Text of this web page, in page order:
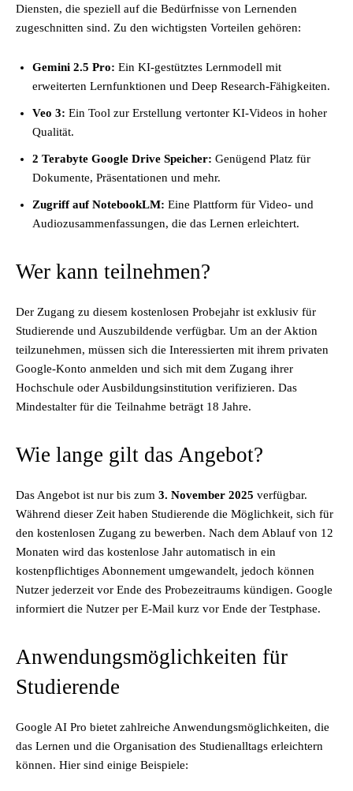
Diensten, die speziell auf die Bedürfnisse von Lernenden
zugeschnitten sind. Zu den wichtigsten Vorteilen gehören:
Gemini 2.5 Pro: Ein KI-gestütztes Lernmodell mit
erweiterten Lernfunktionen und Deep Research-Fähigkeiten.
Veo 3: Ein Tool zur Erstellung vertonter KI-Videos in hoher
Qualität.
2 Terabyte Google Drive Speicher: Genügend Platz für
Dokumente, Präsentationen und mehr.
Zugriff auf NotebookLM: Eine Plattform für Video- und
Audiozusammenfassungen, die das Lernen erleichtert.
Wer kann teilnehmen?
Der Zugang zu diesem kostenlosen Probejahr ist exklusiv für
Studierende und Auszubildende verfügbar. Um an der Aktion
teilzunehmen, müssen sich die Interessierten mit ihrem privaten
Google-Konto anmelden und sich mit dem Zugang ihrer
Hochschule oder Ausbildungsinstitution verifizieren. Das
Mindestalter für die Teilnahme beträgt 18 Jahre.
Wie lange gilt das Angebot?
Das Angebot ist nur bis zum 3. November 2025 verfügbar.
Während dieser Zeit haben Studierende die Möglichkeit, sich für
den kostenlosen Zugang zu bewerben. Nach dem Ablauf von 12
Monaten wird das kostenlose Jahr automatisch in ein
kostenpflichtiges Abonnement umgewandelt, jedoch können
Nutzer jederzeit vor Ende des Probezeitraums kündigen. Google
informiert die Nutzer per E-Mail kurz vor Ende der Testphase.
Anwendungsmöglichkeiten für
Studierende
Google AI Pro bietet zahlreiche Anwendungsmöglichkeiten, die
das Lernen und die Organisation des Studienalltags erleichtern
können. Hier sind einige Beispiele: